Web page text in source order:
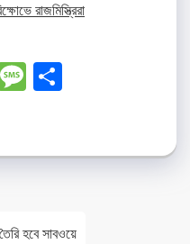
রাজমিস্ত্রিরা
Message
হবে সাবওয়ে